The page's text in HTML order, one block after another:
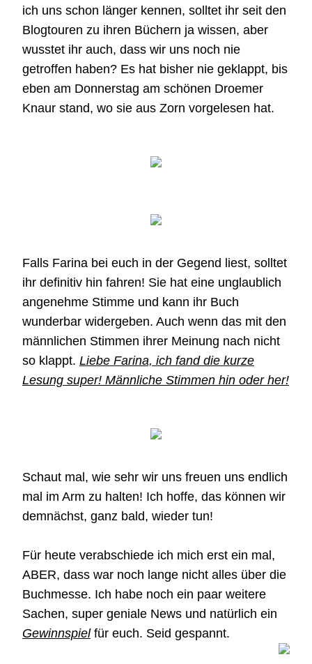
ich uns schon länger kennen, solltet ihr seit den
Blogtouren zu ihren Büchern ja wissen, aber
wusstet ihr auch, dass wir uns noch nie
getroffen haben? Es hat bisher nie geklappt, bis
eben am Donnerstag am schönen Droemer
Knaur stand, wo sie aus Zorn vorgelesen hat.
Falls Farina bei euch in der Gegend liest, solltet
ihr definitiv hin fahren! Sie hat eine unglaublich
angenehme Stimme und kann ihr Buch
wunderbar widergeben. Auch wenn das mit den
männlichen Stimmen ihrer Meinung nach nicht
so klappt. Liebe Farina, ich fand die kurze
Lesung super! Männliche Stimmen hin oder her!
Schaut mal, wie sehr wir uns freuen uns endlich
mal im Arm zu halten! Ich hoffe, das können wir
demnächst, ganz bald, wieder tun!
Für heute verabschiede ich mich erst ein mal,
ABER, dass war noch lange nicht alles über die
Buchmesse. Ich habe noch ein paar weitere
Sachen, super geniale News und natürlich ein
Gewinnspielfür euch. Seid gespannt.